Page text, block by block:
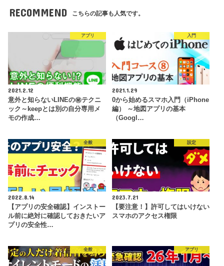
RECOMMEND こちらの記事も人気です。
アプリ
2021.2.12
意外と知らないLINEの㊙テクニ
ック～keepとは別の自分専用メ
モの作成…
入門
2021.1.29
0から始めるスマホ入門（iPhone
編） ～地図アプリの基本
（Googl…
全般
2022.8.14
【アプリの安全確認】インストー
ル前に絶対に確認しておきたいア
プリの安全性…
設定
2023.7.21
【要注意！】許可してはいけない
スマホのアクセス権限
全般 アプリ